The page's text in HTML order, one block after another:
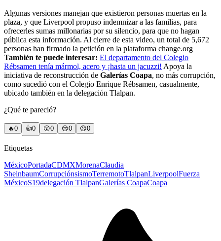
Algunas versiones manejan que existieron personas muertas en la
plaza, y que Liverpool propuso indemnizar a las familias, para
ofrecerles sumas millonarias por su silencio, para que no hagan
pública esta información. Al cierre de esta video, un total de 5,672
personas han firmado la petición en la plataforma change.org
También te puede interesar: El departamento del Colegio
Rébsamen tenía mármol, acero y ¡hasta un jacuzzi! Apoya la
iniciativa de reconstrucción de Galerías Coapa, no más corrupción,
como sucedió con el Colegio Enrique Rébsamen, casualmente,
ubicado también en la delegación Tlalpan.
¿Qué te pareció?
🔥0 👍0 😲0 😢0 😠0
Etiquetas
MéxicoPortadaCDMXMorenaClaudia
SheinbaumCorrupciónsismoTerremotoTlalpanLiverpoolFuerza
MéxicoS19delegación TlalpanGalerías CoapaCoapa